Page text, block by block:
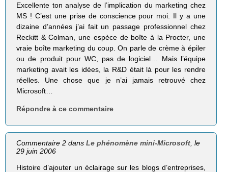
Excellente ton analyse de l’implication du marketing chez
MS ! C’est une prise de conscience pour moi. Il y a une
dizaine d’années j’ai fait un passage professionnel chez
Reckitt & Colman, une espèce de boîte à la Procter, une
vraie boîte marketing du coup. On parle de crème à épiler
ou de produit pour WC, pas de logiciel… Mais l’équipe
marketing avait les idées, la R&D était là pour les rendre
réelles. Une chose que je n’ai jamais retrouvé chez
Microsoft…
Répondre à ce commentaire
Commentaire 2 dansLe phénomène mini-Microsoft , le
29 juin 2006
Histoire d’ajouter un éclairage sur les blogs d’entreprises,